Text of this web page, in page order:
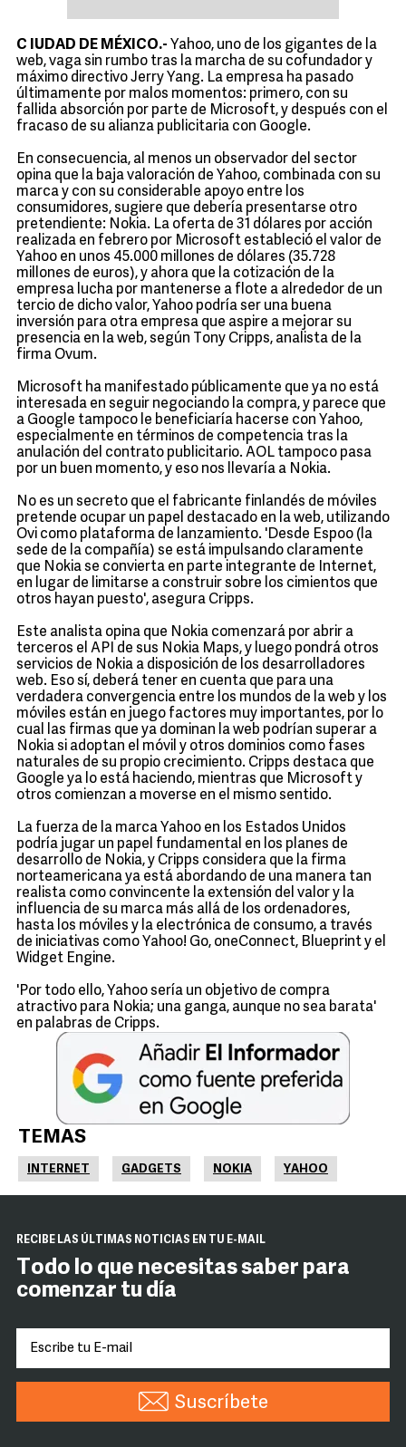
C IUDAD DE MÉXICO.- Yahoo, uno de los gigantes de la
web, vaga sin rumbo tras la marcha de su cofundador y
máximo directivo Jerry Yang. La empresa ha pasado
últimamente por malos momentos: primero, con su
fallida absorción por parte de Microsoft, y después con el
fracaso de su alianza publicitaria con Google.
En consecuencia, al menos un observador del sector
opina que la baja valoración de Yahoo, combinada con su
marca y con su considerable apoyo entre los
consumidores, sugiere que debería presentarse otro
pretendiente: Nokia. La oferta de 31 dólares por acción
realizada en febrero por Microsoft estableció el valor de
Yahoo en unos 45.000 millones de dólares (35.728
millones de euros), y ahora que la cotización de la
empresa lucha por mantenerse a flote a alrededor de un
tercio de dicho valor, Yahoo podría ser una buena
inversión para otra empresa que aspire a mejorar su
presencia en la web, según Tony Cripps, analista de la
firma Ovum.
Microsoft ha manifestado públicamente que ya no está
interesada en seguir negociando la compra, y parece que
a Google tampoco le beneficiaría hacerse con Yahoo,
especialmente en términos de competencia tras la
anulación del contrato publicitario. AOL tampoco pasa
por un buen momento, y eso nos llevaría a Nokia.
No es un secreto que el fabricante finlandés de móviles
pretende ocupar un papel destacado en la web, utilizando
Ovi como plataforma de lanzamiento. 'Desde Espoo (la
sede de la compañía) se está impulsando claramente
que Nokia se convierta en parte integrante de Internet,
en lugar de limitarse a construir sobre los cimientos que
otros hayan puesto', asegura Cripps.
Este analista opina que Nokia comenzará por abrir a
terceros el API de sus Nokia Maps, y luego pondrá otros
servicios de Nokia a disposición de los desarrolladores
web. Eso sí, deberá tener en cuenta que para una
verdadera convergencia entre los mundos de la web y los
móviles están en juego factores muy importantes, por lo
cual las firmas que ya dominan la web podrían superar a
Nokia si adoptan el móvil y otros dominios como fases
naturales de su propio crecimiento. Cripps destaca que
Google ya lo está haciendo, mientras que Microsoft y
otros comienzan a moverse en el mismo sentido.
La fuerza de la marca Yahoo en los Estados Unidos
podría jugar un papel fundamental en los planes de
desarrollo de Nokia, y Cripps considera que la firma
norteamericana ya está abordando de una manera tan
realista como convincente la extensión del valor y la
influencia de su marca más allá de los ordenadores,
hasta los móviles y la electrónica de consumo, a través
de iniciativas como Yahoo! Go, oneConnect, Blueprint y el
Widget Engine.
'Por todo ello, Yahoo sería un objetivo de compra
atractivo para Nokia; una ganga, aunque no sea barata'
en palabras de Cripps.
TEMAS
INTERNET GADGETS NOKIA YAHOO
RECIBE LAS ÚLTIMAS NOTICIAS EN TU E-MAIL
Todo lo que necesitas saber para
comenzar tu día
Suscríbete